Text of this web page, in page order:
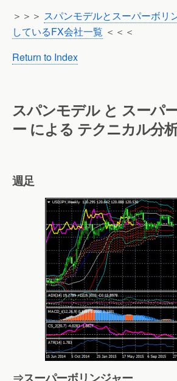
＞＞＞ スパンモデルとスーパーボリ
しているFX会社一覧 ＜＜＜
Return to Index
スパンモデル と スーパ
ー による テクニカル分
週足
⇒スーパーボリンジャー